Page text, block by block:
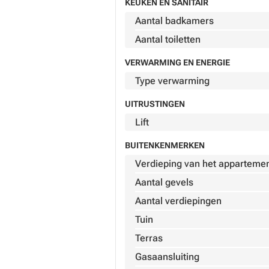
KEUKEN EN SANITAIR
Aantal badkamers
Aantal toiletten
VERWARMING EN ENERGIE
Type verwarming
UITRUSTINGEN
Lift
BUITENKENMERKEN
Verdieping van het
Aantal gevels
Aantal verdiepingen
Tuin
Terras
Gasaansluiting